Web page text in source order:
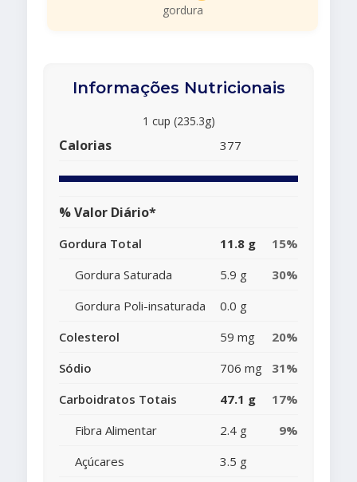
gordura
Informações Nutricionais
1 cup (235.3g)
Calorias 377
% Valor Diário*
Gordura Total 11.8 g
15%
Gordura Saturada
5.9 g
30%
Gordura Poli-insaturada
0.0 g
Colesterol
59 mg
20%
Sódio
706 mg
31%
Carboidratos Totais
47.1 g
17%
Fibra Alimentar
2.4 g
9%
Açúcares
3.5 g